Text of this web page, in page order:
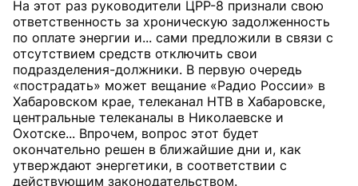
На этот раз руководители ЦРР-8 признали свою
ответственность за хроническую задолженность
по оплате энергии и... сами предложили в связи с
отсутствием средств отключить cвои
подразделения-должники. В первую очередь
«пострадать» может вещание «Радио России» в
Хабаровском крае, телеканал НТВ в Хабаровске,
центральные телеканалы в Николаевске и
Охотске... Впрочем, вопрос этот будет
окончательно решен в ближайшие дни и, как
утверждают энергетики, в соответствии с
действующим законодательством.